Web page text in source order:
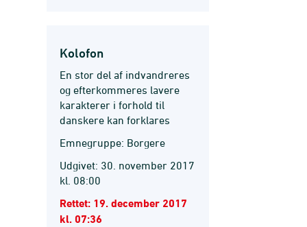
Kolofon
En stor del af indvandreres
og efterkommeres lavere
karakterer i forhold til
danskere kan forklares
Emnegruppe: Borgere
Udgivet: 30. november 2017
kl. 08:00
Rettet: 19. december 2017
kl. 07:36